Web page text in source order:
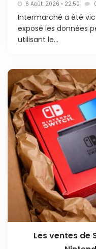
6 Août. 2026 • 22:50
Intermarché a été
exposé les données
utilisant le...
Les ventes de